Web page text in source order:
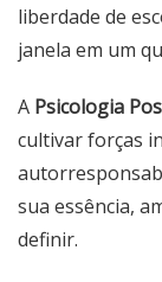
liberdade de
janela em um
A Psicologia
cultivar forças
sua essência,
definir.